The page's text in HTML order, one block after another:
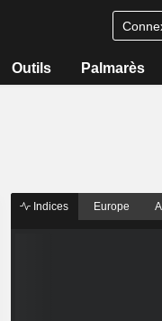
Outils Palmarès
Indices Europe